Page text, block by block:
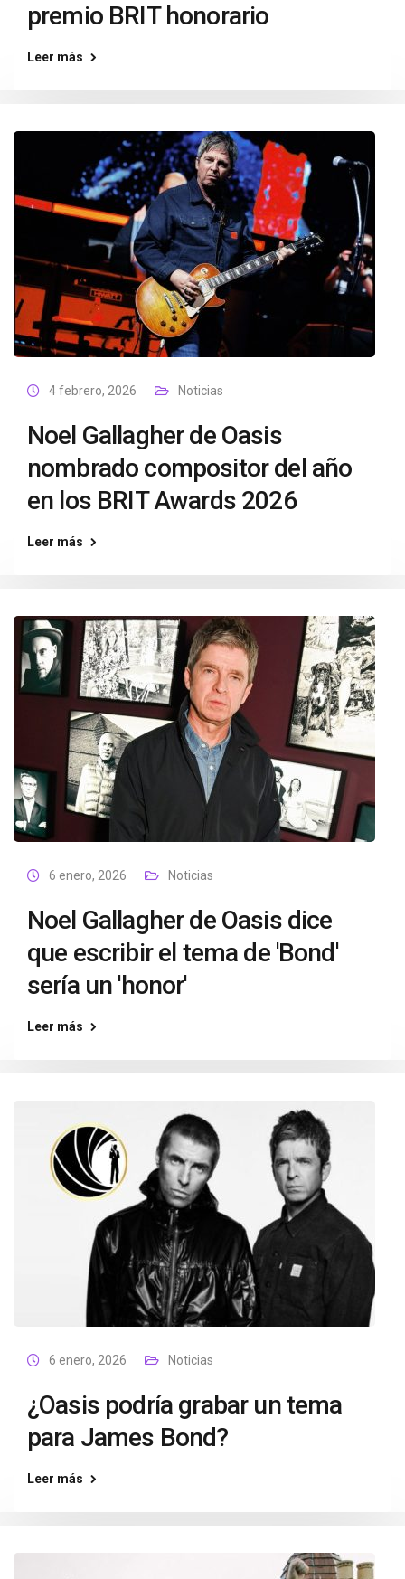
premio BRIT honorario
Leer más
4 febrero, 2026 Noticias
Noel Gallagher de Oasis
nombrado compositor del año
en los BRIT Awards 2026
Leer más
6 enero, 2026 Noticias
Noel Gallagher de Oasis dice
que escribir el tema de 'Bond'
sería un 'honor'
Leer más
6 enero, 2026 Noticias
¿Oasis podría grabar un tema
para James Bond?
Leer más